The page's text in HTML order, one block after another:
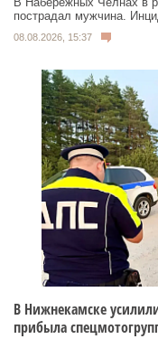
пострадал мужчина.
08.08.2026, 15:37
В Нижнекамске
прибыла